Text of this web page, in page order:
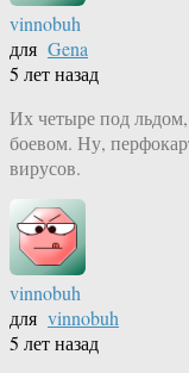
vinnobuh
для Gena
5 лет назад
Их четыре под
боевом. Ну,
вирусов.
vinnobuh
для vinnobuh
5 лет назад